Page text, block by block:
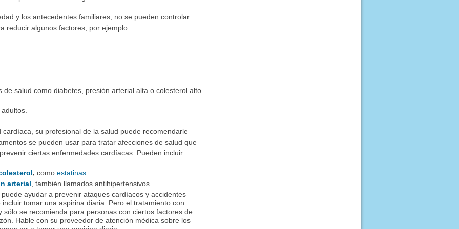
y los antecedentes familiares, no se pueden controlar.
reducir algunos factores, por ejemplo:
de salud como diabetes, presión arterial alta o colesterol alto
su profesional de la salud puede recomendarle
se pueden usar para tratar afecciones de salud que
ciertas enfermedades cardíacas. Pueden incluir:
, como estatinas
arterial, también llamados antihipertensivos
ayudar a prevenir ataques cardíacos y accidentes
tomar una aspirina diaria. Pero el tratamiento con
sólo se recomienda para personas con ciertos factores de
Hable con su proveedor de atención médica sobre los